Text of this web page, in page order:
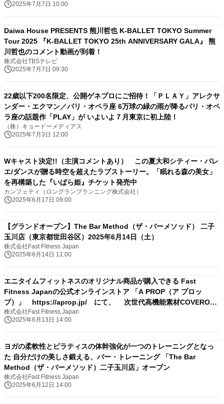
2025年7月7日 10:00
Daiwa House PRESENTS 熊川哲也 K-BALLET TOKYO Summer
Tour 2025 『K-BALLET TOKYO 25th ANNIVERSARY GALA』 熊
川哲也のコメント動画が到着！
株式会社TBSテレビ
2025年7月7日 09:30
22歳以下200名限定、公開ゲネプロにご招待！「ＰＬＡＹ」アレクサ
ンダー・エクマン／パリ・オペラ座 6万球の緑の雨が降るパリ・オペ
ラ座の話題作「PLAY」が いよいよ７月東京に初上陸！
（株）キョードーメディアス
2025年7月3日 12:00
Wキャスト決定!!（主演コメントあり） この夏大和シティー・バレ
エ/ダンスが贈る時空を超えたラブストーリー。「眠れる森の美女」
を再構築した『いばら姫』チケット発売中
カンフェティ（ロングランプランニング株式会社）
2025年6月17日 09:00
【グランドオープン】The Bar Method（ザ・バーメソッド） 二子
玉川店（東京都世田谷区）2025年6月14日（土）
株式会社Fast Fitness Japan
2025年6月14日 11:00
エニタイムフィットネスのオリジナル商品が購入できる Fast
Fitness Japanの公式オンラインストア 「A PROP（ア プロッ
プ）」 https://aprop.jp/ にて、 次世代高機能素材COVEROSS
を使用したエニタイムフィットネスオリジナル商品 「24時間アクテ
ィベートウェア」シリーズを6月20日（金）20時から発売※
株式会社Fast Fitness Japan
2025年6月13日 14:00
ヨガの柔軟性とピラティスの体幹強化が一つのトレーニングとなっ
た 自分だけの美しさ鍛える、バー・トレーニング 「The Bar
Method（ザ・バーメソッド）二子玉川店」オープン
株式会社Fast Fitness Japan
2025年6月12日 14:00